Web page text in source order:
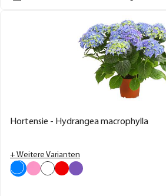
Hortensie - Hydrangea macrophylla
+ Weitere Varianten